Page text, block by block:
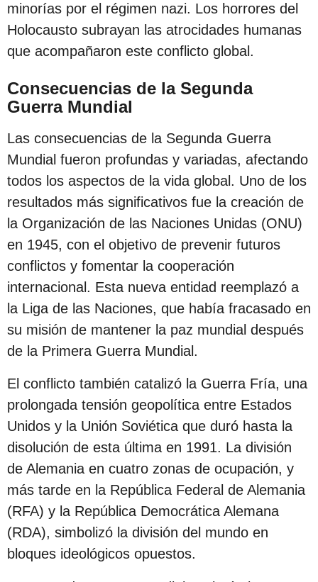
minorías por el régimen nazi. Los horrores del
Holocausto subrayan las atrocidades humanas
que acompañaron este conflicto global.
Consecuencias de la Segunda
Guerra Mundial
Las consecuencias de la Segunda Guerra
Mundial fueron profundas y variadas, afectando
todos los aspectos de la vida global. Uno de los
resultados más significativos fue la creación de
la Organización de las Naciones Unidas (ONU)
en 1945, con el objetivo de prevenir futuros
conflictos y fomentar la cooperación
internacional. Esta nueva entidad reemplazó a
la Liga de las Naciones, que había fracasado en
su misión de mantener la paz mundial después
de la Primera Guerra Mundial.
El conflicto también catalizó la Guerra Fría, una
prolongada tensión geopolítica entre Estados
Unidos y la Unión Soviética que duró hasta la
disolución de esta última en 1991. La división
de Alemania en cuatro zonas de ocupación, y
más tarde en la República Federal de Alemania
(RFA) y la República Democrática Alemana
(RDA), simbolizó la división del mundo en
bloques ideológicos opuestos.